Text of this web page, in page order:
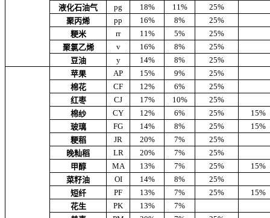
液化石油气
pg 18% 11%
25%
聚丙烯
pp 16% 8%
25%
粳米
rr 11% 5%
25%
聚氯乙烯
v 16% 8%
25%
豆油
y 14% 8%
25%
苹果
AP 15% 9%
25%
棉花
CF 12% 6%
25%
红枣
CJ 17% 10%
25%
棉纱
CY 12% 6% 25%
15%
玻璃
FG 14% 8% 25%
15%
粳稻
JR 20% 7%
25%
晚籼稻
LR 20% 7%
25%
甲醇
MA 13% 7% 25%
15%
菜籽油
OI 14% 8%
25%
短纤
PF 13% 7% 25%
15%
花生
PK 13%
7%